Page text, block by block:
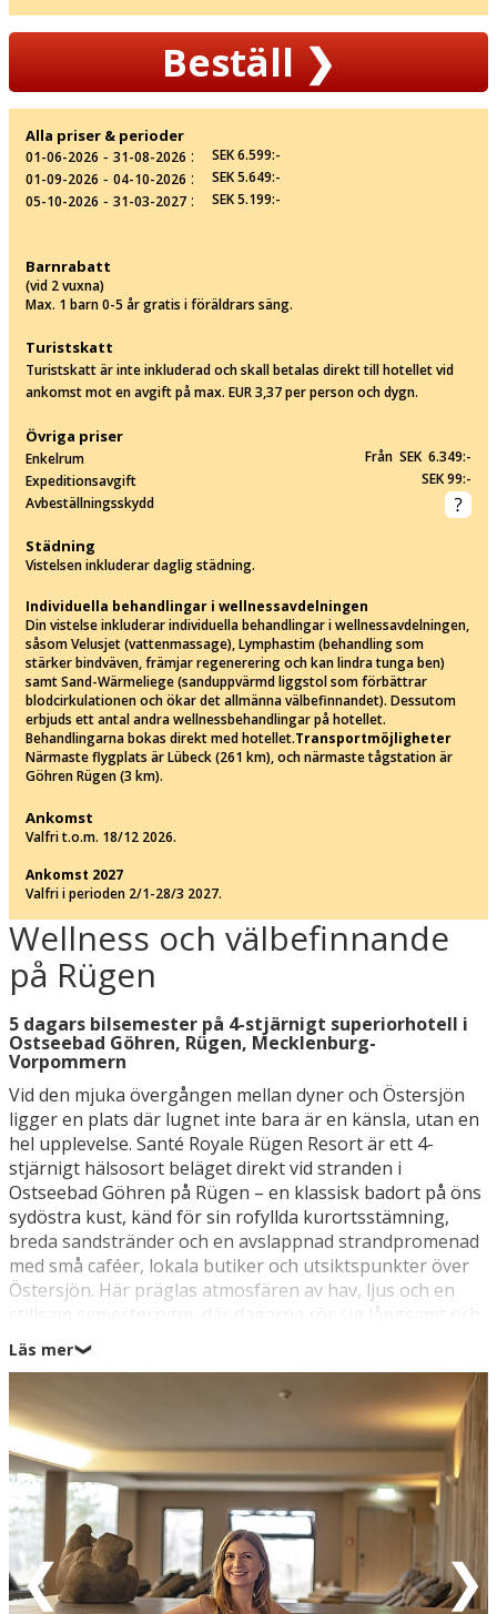
Wellness och välbefinnande
på Rügen
5 dagars bilsemester på 4-stjärnigt superiorhotell i
Ostseebad Göhren, Rügen, Mecklenburg-
Vorpommern
Vid den mjuka övergången mellan dyner och Östersjön
ligger en plats där lugnet inte bara är en känsla, utan en
hel upplevelse. Santé Royale Rügen Resort är ett 4-
stjärnigt hälsosort beläget direkt vid stranden i
Ostseebad Göhren på Rügen – en klassisk badort på öns
sydöstra kust, känd för sin rofyllda kurortsstämning,
breda sandstränder och en avslappnad strandpromenad
med små caféer, lokala butiker och utsiktspunkter över
Östersjön. Här präglas atmosfären av hav, ljus och en
stillsam semesterrytm, där dagarna rör sig långsamt och
naturligt. Resortet är skapat för semesterpar eller
vänner som söker avkoppling, välbefinnande och
fördjupning, och med panoramasauna med havsutsikt,
bio-sauna, ångbad och exklusiva behandlingar väntar en
vistelse där kroppen får ro, och välbefinnandet blir en
genomgående del av upplevelsen.
När du rör dig ut från hotellet öppnar Rügens natur sig
som ett stilla andetag. De långa stränderna och mjuka
dynerna inbjuder till promenader i eget tempo, medan
närliggande pärlor som Binz (21 km) erbjuder klassisk
badortscharm med eleganta promenader och historisk
Läs mer❯
Beställ❯
Alla priser & perioder
01-06-2026 ‐ 31-08-2026 :
SEK 6.599:-
01-09-2026 ‐ 04-10-2026 :
SEK 5.649:-
05-10-2026 ‐ 31-03-2027 : SEK 5.199:-
Barnrabatt
(vid 2 vuxna)
Max. 1 barn 0-5 år gratis i föräldrars säng.
Turistskatt
Turistskatt är inte inkluderad och skall betalas direkt till hotellet vid
ankomst mot en avgift på max. EUR 3,37 per person och dygn.
Övriga priser
Enkelrum
Från SEK 6.349:-
Expeditionsavgift
SEK 99:-
Avbeställningsskydd
Städning
Vistelsen inkluderar daglig städning.
Individuella behandlingar i wellnessavdelningen
Din vistelse inkluderar individuella behandlingar i wellnessavdelningen,
såsom Velusjet (vattenmassage), Lymphastim (behandling som
stärker bindväven, främjar regenerering och kan lindra tunga ben)
samt Sand-Wärmeliege (sanduppvärmd liggstol som förbättrar
blodcirkulationen och ökar det allmänna välbefinnandet). Dessutom
erbjuds ett antal andra wellnessbehandlingar på hotellet.
Behandlingarna bokas direkt med hotellet.Transportmöjligheter
Närmaste flygplats är Lübeck (261 km), och närmaste tågstation är
Göhren Rügen (3 km).
Ankomst
Valfri t.o.m. 18/12 2026.
Ankomst 2027
Valfri i perioden 2/1-28/3 2027.